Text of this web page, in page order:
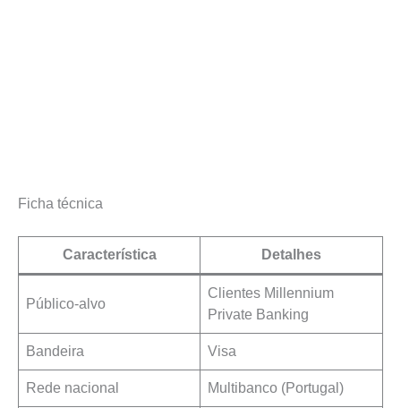
Ficha técnica
Característica Detalhes
Público-alvo
Clientes Millennium
Private Banking
Bandeira Visa
Rede nacional Multibanco (Portugal)